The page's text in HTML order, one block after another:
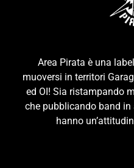
Area Pirata è una
muoversi in territori
ed OI! Sia ristampando
che pubblicando band
hanno